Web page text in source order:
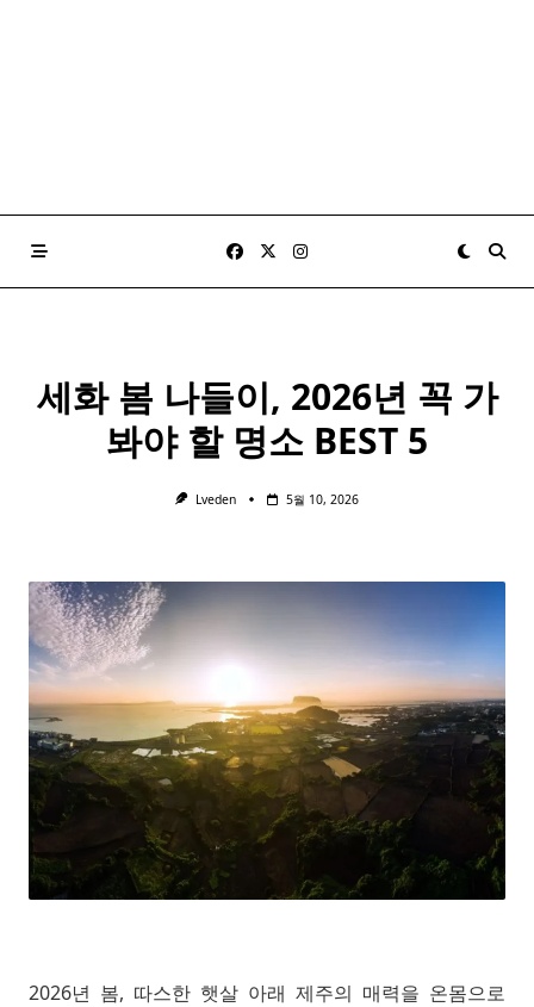
세화 봄 나들이, 2026년 꼭 가
봐야 할 명소 BEST 5
Lveden 5월 10, 2026
2026년 봄, 따스한 햇살 아래 제주의 매력을 온몸으로